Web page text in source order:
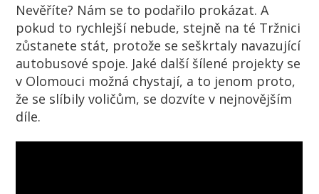
Nevěříte? Nám se to podařilo prokázat. A
pokud to rychlejší nebude, stejně na té Tržnici
zůstanete stát, protože se seškrtaly navazující
autobusové spoje. Jaké další šílené projekty se
v Olomouci možná chystají, a to jenom proto,
že se slíbily voličům, se dozvíte v nejnovějším
díle.